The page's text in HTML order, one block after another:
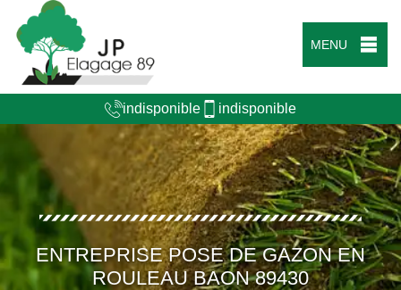
MENU
indisponible indisponible
ENTREPRISE POSE DE GAZON EN
ROULEAU BAON 89430